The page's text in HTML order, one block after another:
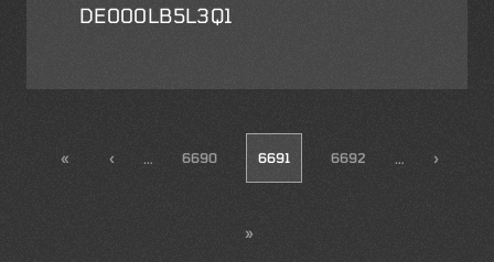
DE000LB5L3Q1
« ‹ … 6690 6691 6692 … ›
»